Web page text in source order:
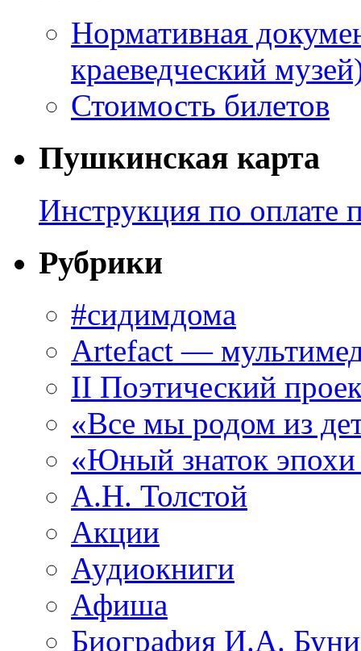
Нормативная
краеведческий
Стоимость билетов
Пушкинская карта
Инструкция по оплате
Рубрики
#сидимдома
Artefact —
II Поэтический
«Все мы родом из
«Юный знаток
А.Н. Толстой
Акции
Аудиокниги
Афиша
Биография И.А.